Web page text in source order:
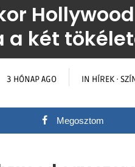
két
3 HÓNAP AGO IN HÍREK ·
Megosztom